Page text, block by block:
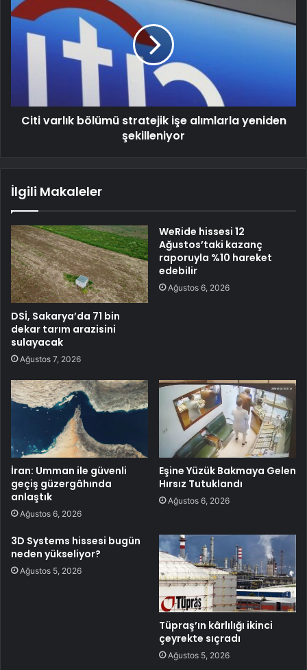
Citi varlık bölümü stratejik işe alımlarla yeniden
şekilleniyor
İlgili Makaleler
DSİ, Sakarya’da 71 bin
dekar tarım arazisini
sulayacak
Ağustos 7, 2026
WeRide hissesi 12
Ağustos’taki kazanç
raporuyla %10 hareket
edebilir
Ağustos 6, 2026
İran: Umman ile güvenli
geçiş güzergâhında
anlaştık
Ağustos 6, 2026
Eşine Yüzük Bakmaya Gelen
Hırsız Tutuklandı
Ağustos 6, 2026
3D Systems hissesi bugün
neden yükseliyor?
Ağustos 5, 2026
Tüpraş’ın kârlılığı ikinci
çeyrekte sıçradı
Ağustos 5, 2026